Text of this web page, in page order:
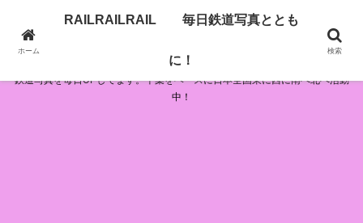
RAILRAILRAIL 毎日鉄道写真とともに！
鉄道写真を毎日UPしてます。千葉をベースに日本全国東に西に南へ北へ活動
中！
ホーム
RAILRAILRAIL 毎日鉄道写真ととも
に！
検索